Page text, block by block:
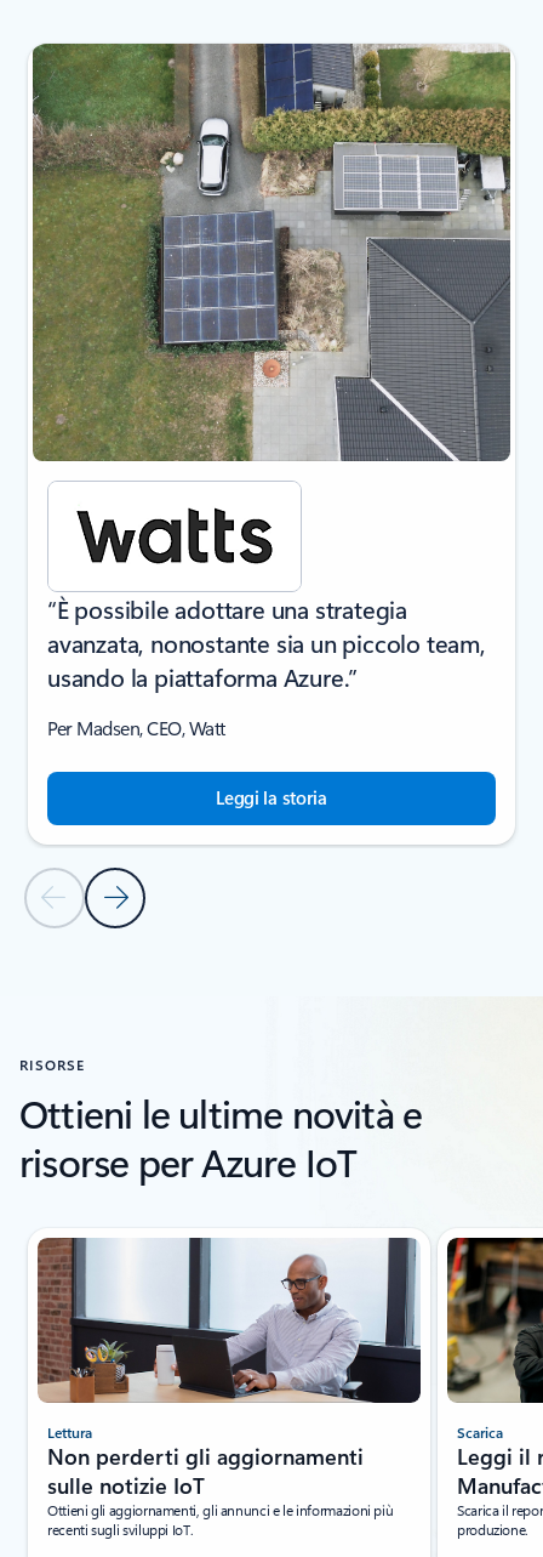
Visualizzazione della diapositiva 1 di 6
Diapositiva precedente
Diapositiva successiva
“È possibile adottare una strategia
avanzata, nonostante sia un piccolo team,
usando la piattaforma Azure.”
Per Madsen, CEO, Watt
Leggi la storia
RISORSE
Ottieni le ultime novità e
risorse per Azure IoT
Visualizzazione della diapositiva 1 di 4
Lettura
Non perderti gli aggiornamenti
sulle notizie IoT
Ottieni gli aggiornamenti, gli annunci e le informazioni più
recenti sugli sviluppi IoT.
Scarica
Leggi il
Scarica il
produzione.